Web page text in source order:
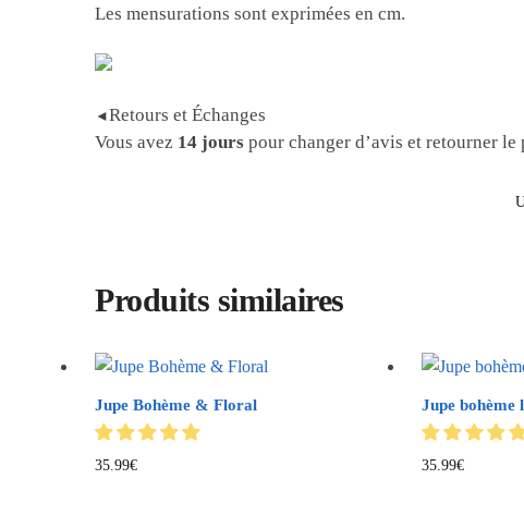
Les mensurations sont exprimées en cm.
◄Retours et Échanges
Vous avez 14 jours pour changer d’avis et retourner
Produits similaires
Jupe Bohème & Floral
35.99€
Jupe bohème
35.99€